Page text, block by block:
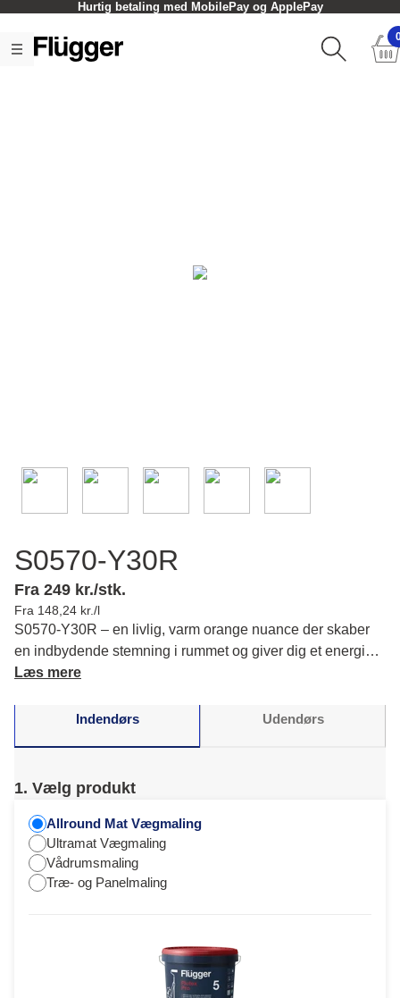
Hurtig betaling med MobilePay og ApplePay
S0570-Y30R
Fra 249 kr./stk.
Fra 148,24 kr./l
S0570-Y30R – en livlig, varm orange nuance der skaber
en indbydende stemning i rummet og giver dig et energisk
pift i din indretning. Læs mere om farvens karakter og
Læs mere
Indendørs Udendørs
1. Vælg produkt
Allround Mat Vægmaling
Ultramat Vægmaling
Vådrumsmaling
Træ- og Panelmaling